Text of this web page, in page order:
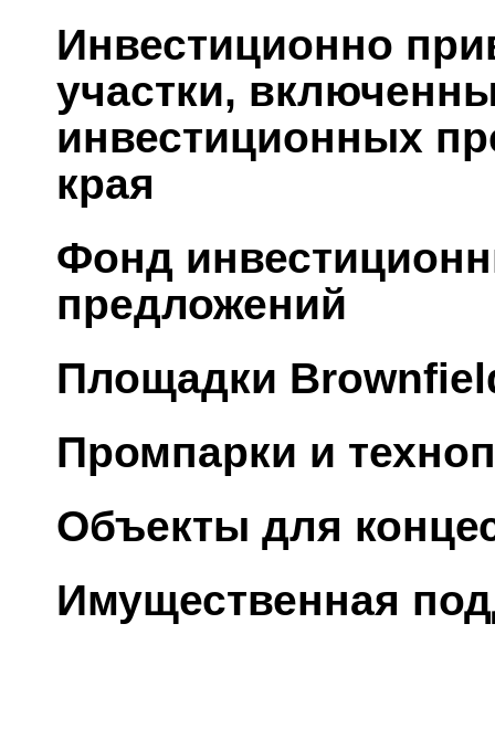
Инвестиционно
участки,
инвестиционных
края
Фонд
предложений
Площадки
Промпарки и
Объекты для
Имущественная